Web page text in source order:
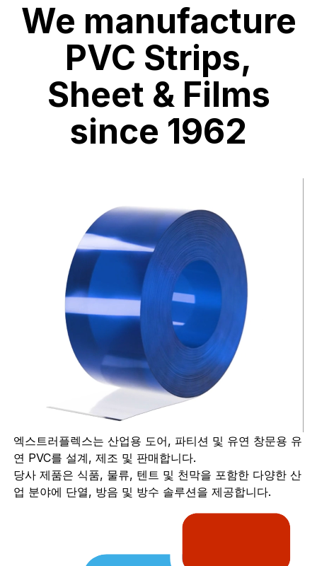
We manufacture
PVC Strips,
Sheet & Films
since 1962
엑스트러플렉스는 산업용 도어, 파티션 및 유연 창문용 유
연 PVC를 설계, 제조 및 판매합니다.
당사 제품은 식품, 물류, 텐트 및 천막을 포함한 다양한 산
업 분야에 단열, 방음 및 방수 솔루션을 제공합니다.